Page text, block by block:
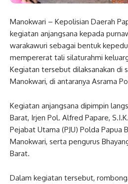
Manokwari – Kepolisian Daerah
kegiatan anjangsana kepada
warakawuri sebagai bentuk
mempererat tali silaturahmi
Kegiatan tersebut dilaksanakan di
Manokwari, di antaranya Asrama
Kegiatan anjangsana dipimpin
Barat, Irjen Pol. Alfred Papare,
Pejabat Utama (PJU) Polda Papua
Manokwari, serta pengurus
Barat.
Dalam kegiatan tersebut,